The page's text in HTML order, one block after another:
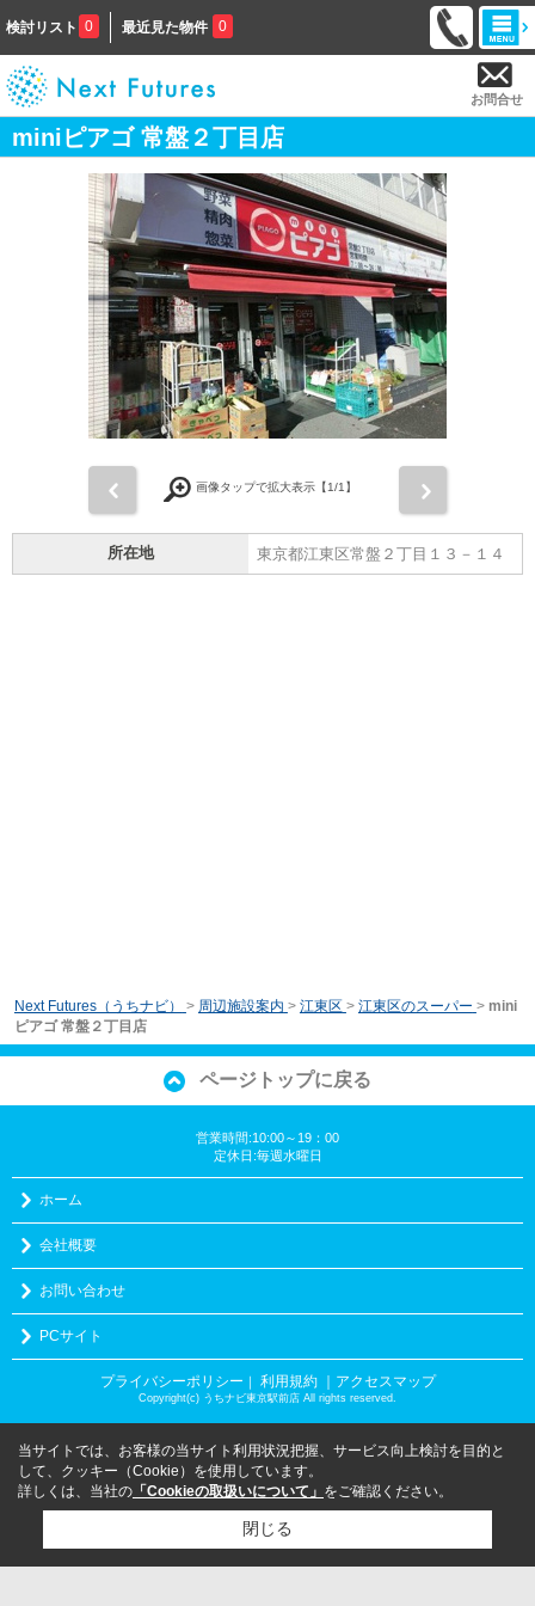
検討リスト 0 最近見た物件 0
お問合せ
miniピアゴ 常盤２丁目店
画像タップで拡大表示【1/1】
所在地 東京都江東区常盤２丁目１３－１４
Next Futures（うちナビ） > 周辺施設案内 > 江東区 > 江東区のスーパー > mini
ピアゴ 常盤２丁目店
ページトップに戻る
営業時間:10:00～19：00
定休日:毎週水曜日
ホーム
会社概要
お問い合わせ
PCサイト
プライバシーポリシー ｜ 利用規約 ｜アクセスマップ
Copyright(c) うちナビ東京駅前店 All rights reserved.
当サイトでは、お客様の当サイト利用状況把握、サービス向上検討を目的と
して、クッキー（Cookie）を使用しています。
詳しくは、当社の 「Cookieの取扱いについて」 をご確認ください。
閉じる